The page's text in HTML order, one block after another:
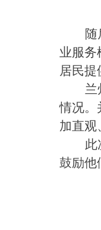
业服务
居民提
兰
情况。
加直观
此
鼓励他